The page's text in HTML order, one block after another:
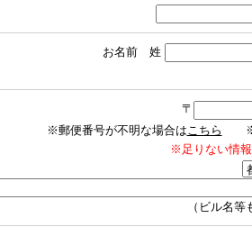
お名前 姓
〒
※郵便番号が不明な場合はこちら ※海
※足りない情
（ビル名